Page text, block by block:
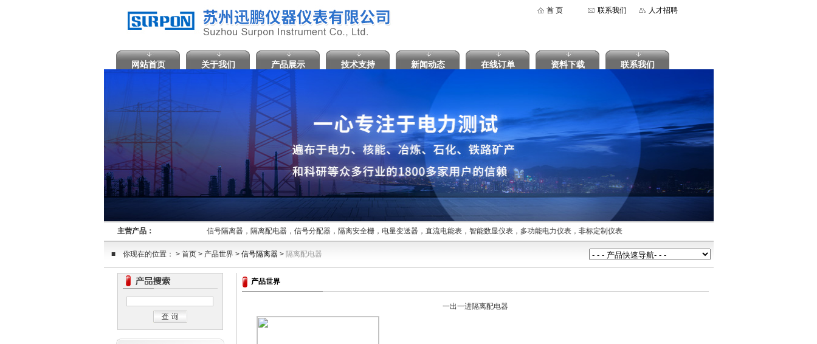
首 页 联系我们 人才招聘
网站首页 关于我们 产品展示 技术支持 新闻动态 在线订单 资料下载 联系我们
主营产品： 信号隔离器，隔离配电器，信号分配器，隔离安全栅，电量变送器，直流电能表，智能数显仪表，多功能电力仪表，非标定制仪表
■ 你现在的位置： > 首页 > 产品世界 > 信号隔离器> 隔离配电器
产品世界
一出一进隔离配电器